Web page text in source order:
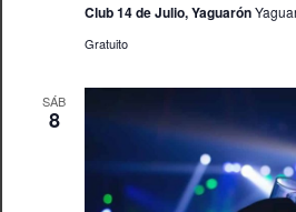
Club 14 de Julio, Yaguarón
Gratuito
SÁB
8